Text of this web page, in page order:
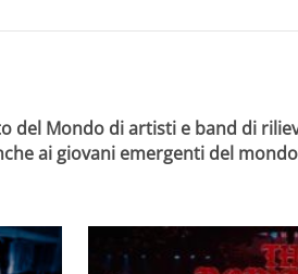
del Mondo di artisti e band di
ai giovani emergenti del